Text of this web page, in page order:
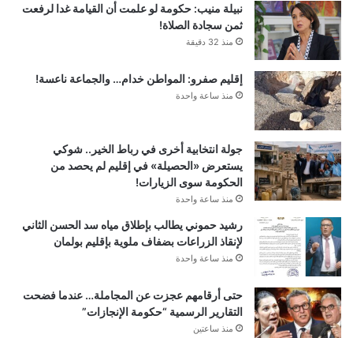
نبيلة منيب: حكومة لو علمت أن القيامة غدا لرفعت
ثمن سجادة الصلاة!
منذ 32 دقيقة
إقليم صفرو: المواطن خدام… والجماعة ناعسة!
منذ ساعة واحدة
جولة انتخابية أخرى في رباط الخير.. شوكي
يستعرض «الحصيلة» في إقليم لم يحصد من
الحكومة سوى الزيارات!
منذ ساعة واحدة
رشيد حموني يطالب بإطلاق مياه سد الحسن الثاني
لإنقاذ الزراعات بضفاف ملوية بإقليم بولمان
منذ ساعة واحدة
حتى أرقامهم عجزت عن المجاملة… عندما فضحت
التقارير الرسمية “حكومة الإنجازات”
منذ ساعتين